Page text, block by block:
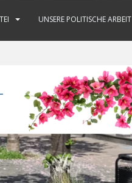
UNSERE POLITISCHE ARBEIT